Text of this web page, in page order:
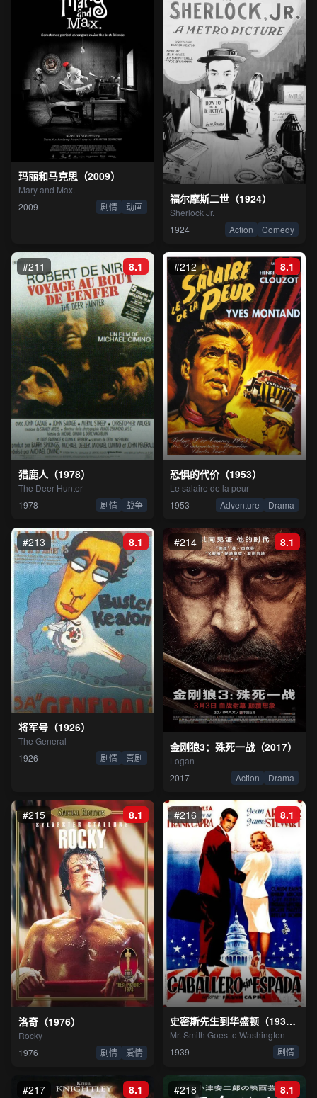
玛丽和马克思（2009）
Mary and Max.
2009
剧情 动画
福尔摩斯二世（1924）
Sherlock Jr.
1924
Action Comedy
8.1
#211
猎鹿人（1978）
The Deer Hunter
1978
剧情 战争
8.1
#212
恐惧的代价（1953）
Le salaire de la peur
1953
Adventure Drama
8.1
#213
将军号（1926）
The General
1926
剧情 喜剧
8.1
#214
金刚狼3：殊死一战（2017）
Logan
2017
Action Drama
8.1
#215
洛奇（1976）
Rocky
1976
剧情 爱情
8.1
#216
史密斯先生到华盛顿（1939）
Mr. Smith Goes to Washington
1939
剧情
8.1
#217 8.1
#218